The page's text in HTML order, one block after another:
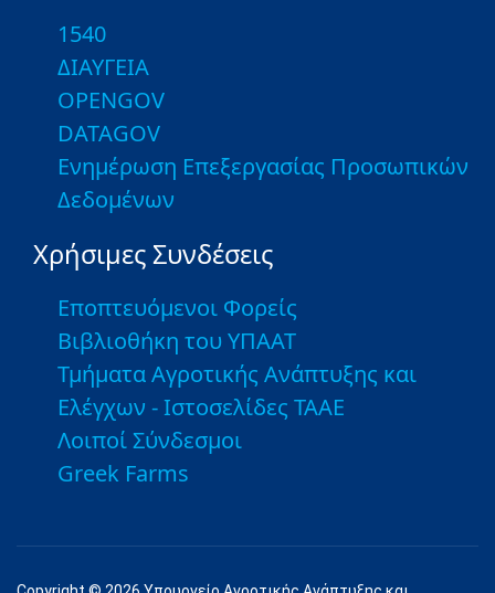
1540
ΔΙΑΥΓΕΙΑ
OPENGOV
DATAGOV
Ενημέρωση Επεξεργασίας Προσωπικών
Δεδομένων
Χρήσιμες Συνδέσεις
Εποπτευόμενοι Φορείς
Βιβλιοθήκη του ΥΠΑΑΤ
Τμήματα Αγροτικής Ανάπτυξης και
Ελέγχων - Ιστοσελίδες ΤΑΑΕ
Λοιποί Σύνδεσμοι
Greek Farms